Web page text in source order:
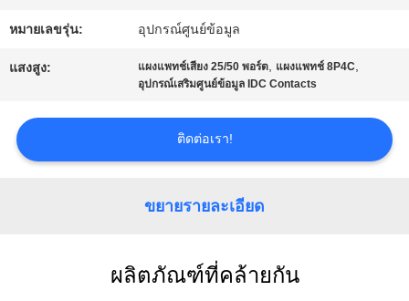
ราคา
SITEMAP
PRIVACY
POLICY
หมายเลขรุ่น: อุปกรณ์ศูนย์ข้อมูล
แสงสูง: แผงแพทช์เสียง 25/50 พอร์ต, แผงแพทช์ 8P4C,
อุปกรณ์เสริมศูนย์ข้อมูล IDC Contacts
ติดต่อเรา!
ขยายรายละเอียด
ผลิตภัณฑ์ที่คล้ายกัน